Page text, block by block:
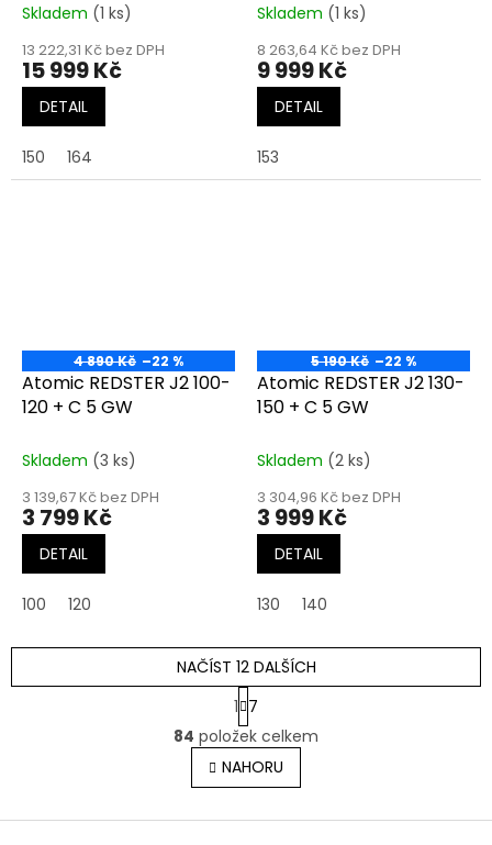
Skladem (1 ks)
13 222,31 Kč bez DPH
15 999 Kč
DETAIL
150 164
Skladem (1 ks)
8 263,64 Kč bez DPH
9 999 Kč
DETAIL
153
4 890 Kč –22 %
Atomic REDSTER J2 100-
120 + C 5 GW
Skladem (3 ks)
3 139,67 Kč bez DPH
3 799 Kč
DETAIL
100 120
5 190 Kč –22 %
Atomic REDSTER J2 130-
150 + C 5 GW
Skladem (2 ks)
3 304,96 Kč bez DPH
3 999 Kč
DETAIL
130 140
O
v
l
á
NAČÍST 12 DALŠÍCH
S
t
r
á
n
k
v
1 7
84 položek celkem
NAHORU
Z